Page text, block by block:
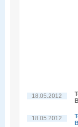
18.05.2012
18.05.2012